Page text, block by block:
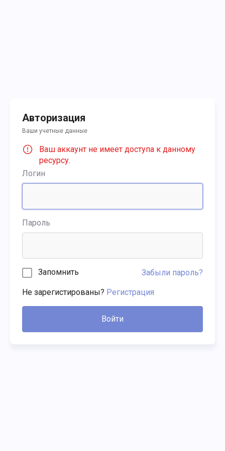
Авторизация
Ваши учетные данные
Ваш аккаунт не имеет доступа к данному
ресурсу.
Логин
Пароль
Запомнить Забыли пароль?
Не зарегистированы? Регистрация